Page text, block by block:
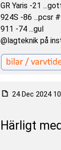
GR Yaris -21
924S -86 ...pcsr
911 -74 ...gul
@lagteknik på
24 Dec 2024
Härligt